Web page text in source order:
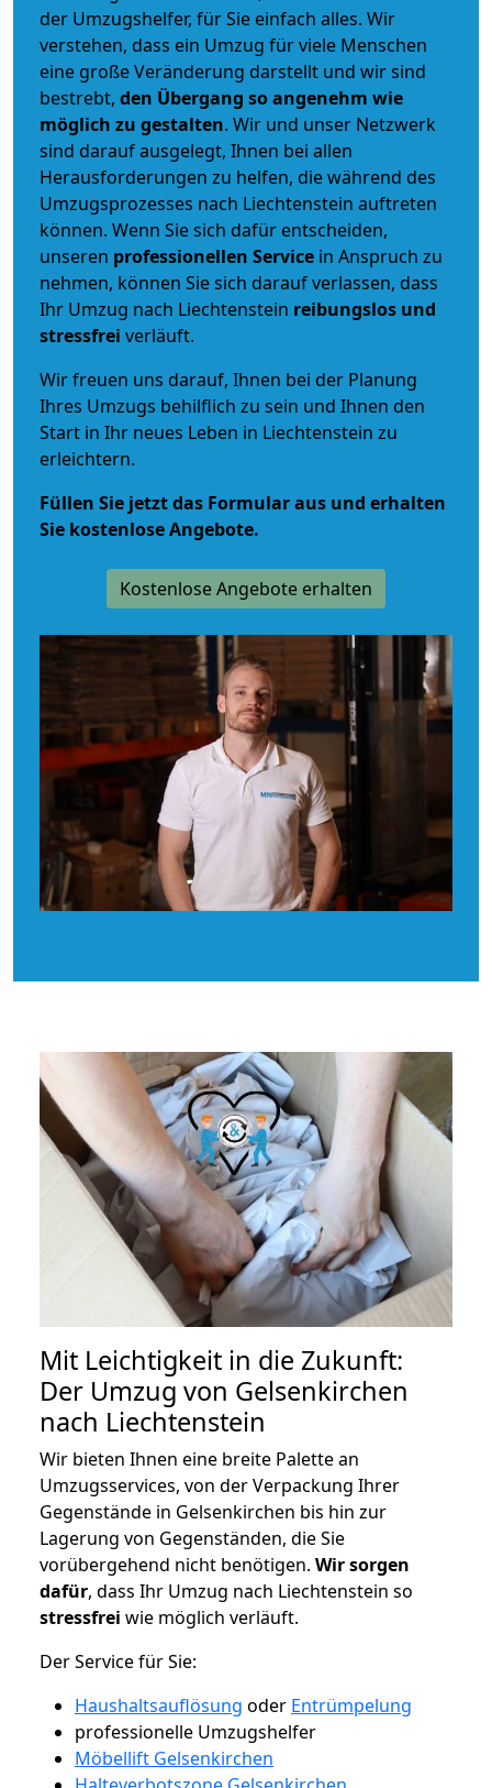
der Umzugshelfer, für Sie einfach alles. Wir
verstehen, dass ein Umzug für viele Menschen
eine große Veränderung darstellt und wir sind
bestrebt, den Übergang so angenehm wie
möglich zu gestalten. Wir und unser Netzwerk
sind darauf ausgelegt, Ihnen bei allen
Herausforderungen zu helfen, die während des
Umzugsprozesses nach Liechtenstein auftreten
können. Wenn Sie sich dafür entscheiden,
unseren professionellen Service in Anspruch zu
nehmen, können Sie sich darauf verlassen, dass
Ihr Umzug nach Liechtenstein reibungslos und
stressfrei verläuft.
Wir freuen uns darauf, Ihnen bei der Planung
Ihres Umzugs behilflich zu sein und Ihnen den
Start in Ihr neues Leben in Liechtenstein zu
erleichtern.
Füllen Sie jetzt das Formular aus und erhalten
Sie kostenlose Angebote.
Kostenlose Angebote erhalten
Mit Leichtigkeit in die Zukunft:
Der Umzug von Gelsenkirchen
nach Liechtenstein
Wir bieten Ihnen eine breite Palette an
Umzugsservices, von der Verpackung Ihrer
Gegenstände in Gelsenkirchen bis hin zur
Lagerung von Gegenständen, die Sie
vorübergehend nicht benötigen. Wir sorgen
dafür, dass Ihr Umzug nach Liechtenstein so
stressfrei wie möglich verläuft.
Der Service für Sie:
Haushaltsauflösung oder Entrümpelung
professionelle Umzugshelfer
Möbellift Gelsenkirchen